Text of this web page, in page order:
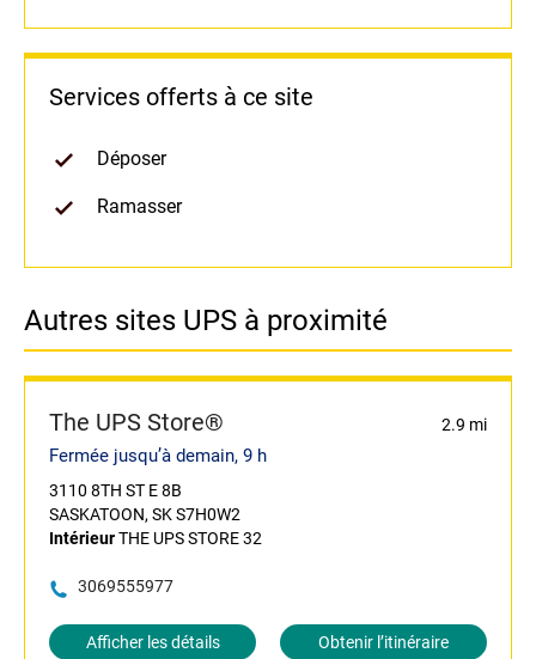
Services offerts à ce site
Déposer
Ramasser
Autres sites UPS à proximité
The UPS Store® 2.9 mi
Fermée jusqu’à demain, 9 h
3110 8TH ST E 8B
SASKATOON, SK S7H0W2
IntérieurTHE UPS STORE 32
3069555977
Afficher les détails Obtenir l’itinéraire